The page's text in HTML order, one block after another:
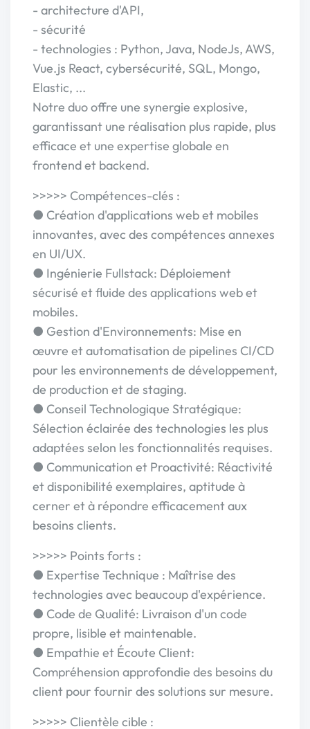
- architecture d'API,
- sécurité
- technologies : Python, Java, NodeJs, AWS,
Vue.js React, cybersécurité, SQL, Mongo,
Elastic, ...
Notre duo offre une synergie explosive,
garantissant une réalisation plus rapide, plus
efficace et une expertise globale en
frontend et backend.
>>>>> Compétences-clés :
● Création d'applications web et mobiles
innovantes, avec des compétences annexes
en UI/UX.
● Ingénierie Fullstack: Déploiement
sécurisé et fluide des applications web et
mobiles.
● Gestion d'Environnements: Mise en
œuvre et automatisation de pipelines CI/CD
pour les environnements de développement,
de production et de staging.
● Conseil Technologique Stratégique:
Sélection éclairée des technologies les plus
adaptées selon les fonctionnalités requises.
● Communication et Proactivité: Réactivité
et disponibilité exemplaires, aptitude à
cerner et à répondre efficacement aux
besoins clients.
>>>>> Points forts :
● Expertise Technique : Maîtrise des
technologies avec beaucoup d'expérience.
● Code de Qualité: Livraison d'un code
propre, lisible et maintenable.
● Empathie et Écoute Client:
Compréhension approfondie des besoins du
client pour fournir des solutions sur mesure.
>>>>> Clientèle cible :